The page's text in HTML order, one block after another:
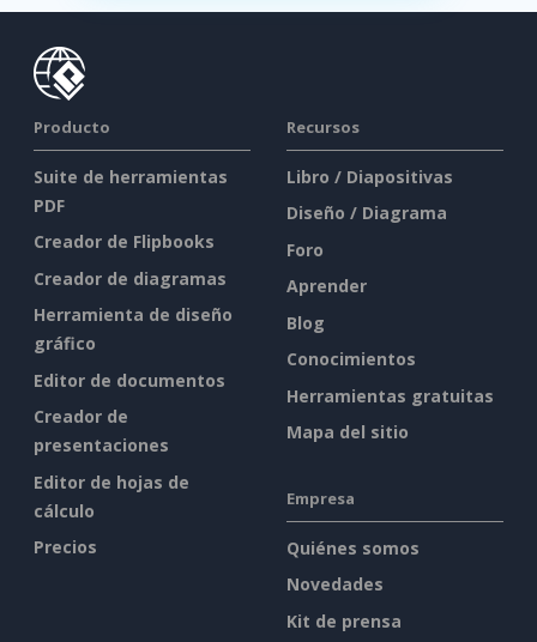
Producto
Suite de herramientas
PDF
Creador de Flipbooks
Creador de diagramas
Herramienta de diseño
gráfico
Editor de documentos
Creador de
presentaciones
Editor de hojas de
cálculo
Precios
Recursos
Libro / Diapositivas
Diseño / Diagrama
Foro
Aprender
Blog
Conocimientos
Herramientas gratuitas
Mapa del sitio
Empresa
Quiénes somos
Novedades
Kit de prensa